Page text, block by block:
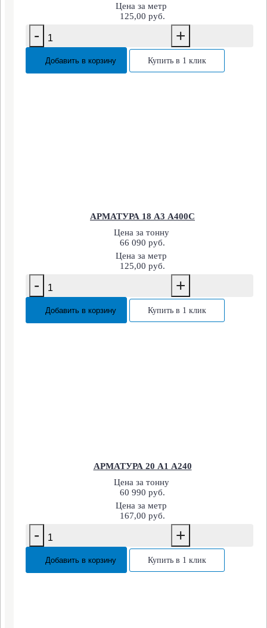
Цена за метр
125,00 руб.
- +
Добавить в корзину Купить в 1 клик
АРМАТУРА 18 А3 А400С
Цена за тонну
66 090 руб.
Цена за метр
125,00 руб.
- +
Добавить в корзину Купить в 1 клик
АРМАТУРА 20 А1 А240
Цена за тонну
60 990 руб.
Цена за метр
167,00 руб.
- +
Добавить в корзину Купить в 1 клик